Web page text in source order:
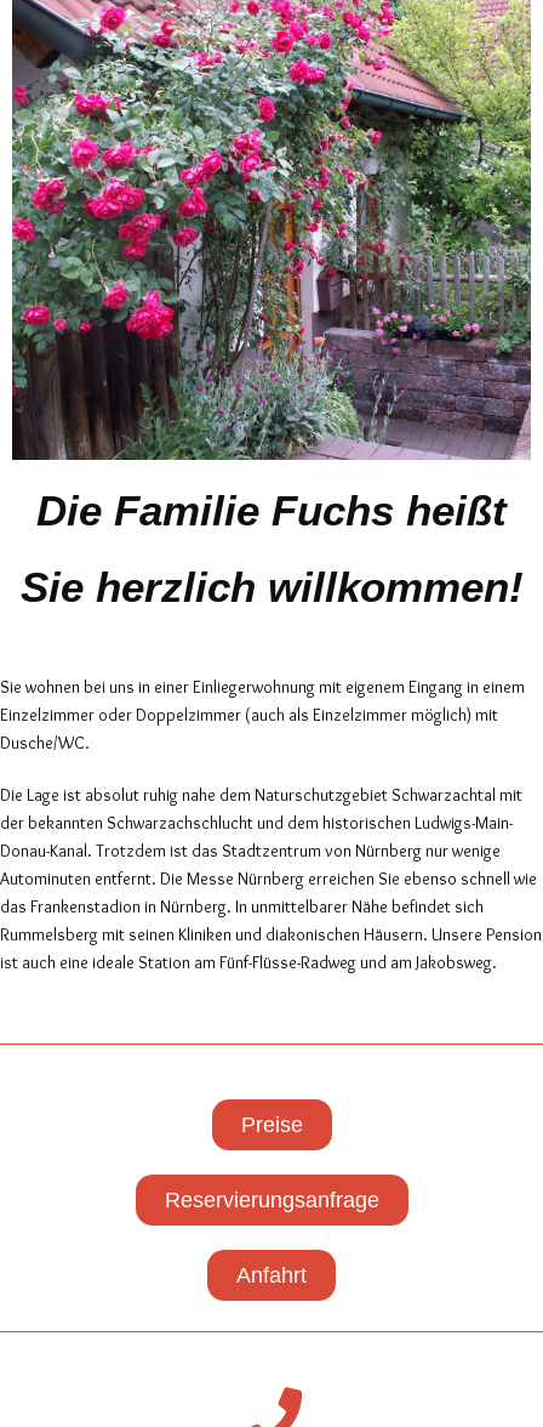
Die Familie Fuchs heißt
Sie herzlich willkommen!
Sie wohnen bei uns in einer Einliegerwohnung mit eigenem Eingang in einem
Einzelzimmer oder Doppelzimmer (auch als Einzelzimmer möglich) mit
Dusche/WC.
Die Lage ist absolut ruhig nahe dem Naturschutzgebiet Schwarzachtal mit
der bekannten Schwarzachschlucht und dem historischen Ludwigs-Main-
Donau-Kanal. Trotzdem ist das Stadtzentrum von Nürnberg nur wenige
Autominuten entfernt. Die Messe Nürnberg erreichen Sie ebenso schnell wie
das Frankenstadion in Nürnberg. In unmittelbarer Nähe befindet sich
Rummelsberg mit seinen Kliniken und diakonischen Häusern. Unsere Pension
ist auch eine ideale Station am Fünf-Flüsse-Radweg und am Jakobsweg.
Preise
Reservierungsanfrage
Anfahrt